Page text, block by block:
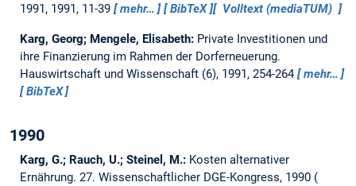
1991, 1991, 11-39
mehr… BibTeX Volltext (mediaTUM)
Karg, Georg; Mengele, Elisabeth: Private Investitionen und
ihre Finanzierung im Rahmen der Dorferneuerung.
Hauswirtschaft und Wissenschaft (6), 1991, 254-264
mehr…
BibTeX
1990
Karg, G.; Rauch, U.; Steinel, M.: Kosten alternativer
Ernährung. 27. Wissenschaftlicher DGE-Kongress, 1990